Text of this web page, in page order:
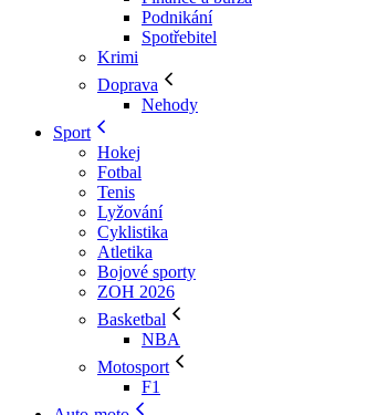
Podnikání
Spotřebitel
Krimi
Doprava
Nehody
Sport
Hokej
Fotbal
Tenis
Lyžování
Cyklistika
Atletika
Bojové sporty
ZOH 2026
Basketbal
NBA
Motosport
F1